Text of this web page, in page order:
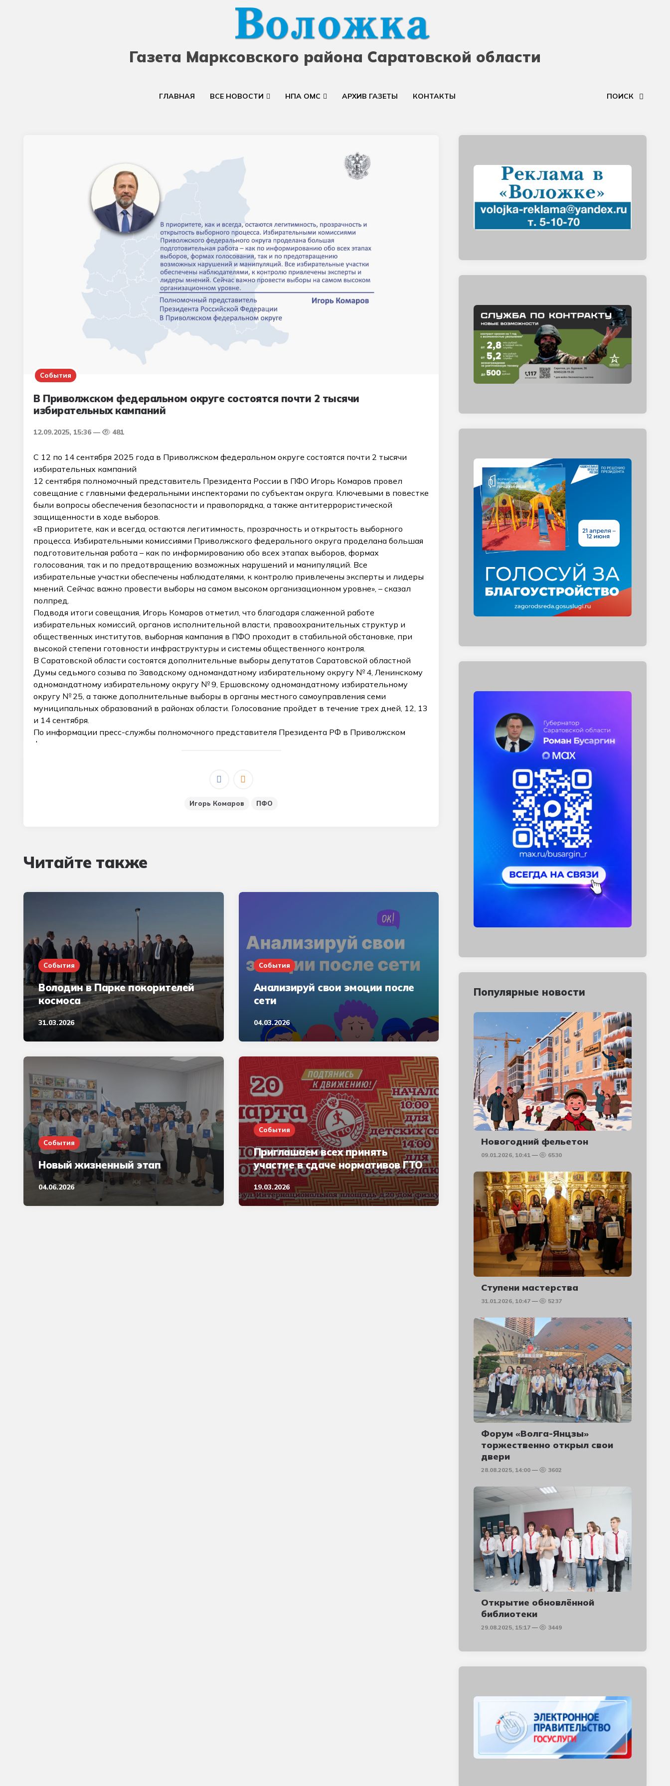
Газета Марксовского района Саратовской области
ГЛАВНАЯ ВСЕ НОВОСТИ НПА ОМС АРХИВ ГАЗЕТЫ КОНТАКТЫ ПОИСК
События
В Приволжском федеральном округе состоятся почти 2 тысячи
избирательных кампаний
12.09.2025, 15:36 481
С 12 по 14 сентября 2025 года в Приволжском федеральном округе состоятся почти 2 тысячи
избирательных кампаний
12 сентября полномочный представитель Президента России в ПФО Игорь Комаров провел
совещание с главными федеральными инспекторами по субъектам округа. Ключевыми в повестке
были вопросы обеспечения безопасности и правопорядка, а также антитеррористической
защищенности в ходе выборов.
«В приоритете, как и всегда, остаются легитимность, прозрачность и открытость выборного
процесса. Избирательными комиссиями Приволжского федерального округа проделана большая
подготовительная работа – как по информированию обо всех этапах выборов, формах
голосования, так и по предотвращению возможных нарушений и манипуляций. Все
избирательные участки обеспечены наблюдателями, к контролю привлечены эксперты и лидеры
мнений. Сейчас важно провести выборы на самом высоком организационном уровне», – сказал
полпред.
Подводя итоги совещания, Игорь Комаров отметил, что благодаря слаженной работе
избирательных комиссий, органов исполнительной власти, правоохранительных структур и
общественных институтов, выборная кампания в ПФО проходит в стабильной обстановке, при
высокой степени готовности инфраструктуры и системы общественного контроля.
В Саратовской области состоятся дополнительные выборы депутатов Саратовской областной
Думы седьмого созыва по Заводскому одномандатному избирательному округу № 4, Ленинскому
одномандатному избирательному округу № 9, Ершовскому одномандатному избирательному
округу № 25, а также дополнительные выборы в органы местного самоуправления семи
муниципальных образований в районах области. Голосование пройдет в течение трех дней, 12, 13
и 14 сентября.
По информации пресс-службы полномочного представителя Президента РФ в Приволжском
федеральном округе
Игорь Комаров ПФО
Читайте также
События
Володин в Парке покорителей
космоса
31.03.2026
События
Анализируй свои эмоции после
сети
04.03.2026
События
Новый жизненный этап
04.06.2026
События
Приглашаем всех принять
участие в сдаче нормативов ГТО
19.03.2026
Популярные новости
Новогодний фельетон
09.01.2026, 10:41 6530
Ступени мастерства
31.01.2026, 10:47 5237
Форум «Волга-Янцзы»
торжественно открыл свои
двери
28.08.2025, 14:00 3602
Открытие обновлённой
библиотеки
29.08.2025, 15:17 3449